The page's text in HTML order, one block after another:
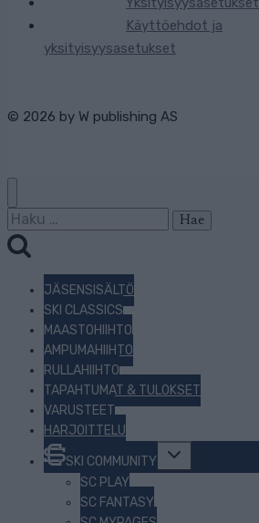
Käyttöehdot ja
yksityisyysasetukset
© 2026 by W publishing AS
Haku:
JÄSENSISÄLTÖ
SKI CLASSICS
MAASTOHIIHTO
AMPUMAHIIHTO
RULLAHIIHTO
TAPAHTUMAT & TULOKSET
VARUSTEET
HARJOITTELU
SKI COMMUNITY
Toggle
child
menu
SC PLAY
SC FANTASY